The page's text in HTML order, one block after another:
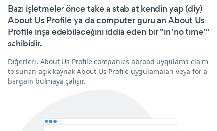
Bazı işletmeler önce take a stab at kendin yap (diy)
About Us Profile ya da computer guru an About Us
Profile inşa edebileceğini iddia eden bir “in 'no time'”
sahibidir.
Diğerleri, About Us Profile companies abroad uygulama claim
to sunan açık kaynak About Us Profile uygulamaları veya for a
bargain bulmaya çalışır.